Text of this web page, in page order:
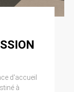
d'accueil
à